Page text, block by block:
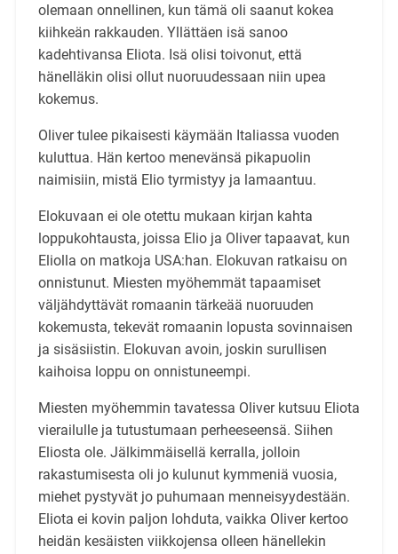
olemaan onnellinen, kun tämä oli saanut kokea
kiihkeän rakkauden. Yllättäen isä sanoo
kadehtivansa Eliota. Isä olisi toivonut, että
hänelläkin olisi ollut nuoruudessaan niin upea
kokemus.
Oliver tulee pikaisesti käymään Italiassa vuoden
kuluttua. Hän kertoo menevänsä pikapuolin
naimisiin, mistä Elio tyrmistyy ja lamaantuu.
Elokuvaan ei ole otettu mukaan kirjan kahta
loppukohtausta, joissa Elio ja Oliver tapaavat, kun
Eliolla on matkoja USA:han. Elokuvan ratkaisu on
onnistunut. Miesten myöhemmät tapaamiset
väljähdyttävät romaanin tärkeää nuoruuden
kokemusta, tekevät romaanin lopusta sovinnaisen
ja sisäsiistin. Elokuvan avoin, joskin surullisen
kaihoisa loppu on onnistuneempi.
Miesten myöhemmin tavatessa Oliver kutsuu Eliota
vierailulle ja tutustumaan perheeseensä. Siihen
Eliosta ole. Jälkimmäisellä kerralla, jolloin
rakastumisesta oli jo kulunut kymmeniä vuosia,
miehet pystyvät jo puhumaan menneisyydestään.
Eliota ei kovin paljon lohduta, vaikka Oliver kertoo
heidän kesäisten viikkojensa olleen hänellekin